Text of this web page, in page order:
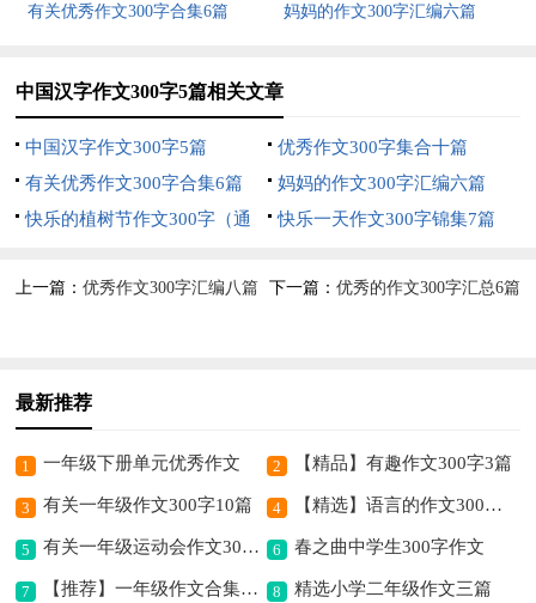
有关优秀作文300字合集6篇 妈妈的作文300字汇编六篇
中国汉字作文300字5篇相关文章
中国汉字作文300字5篇
优秀作文300字集合十篇
有关优秀作文300字合集6篇
妈妈的作文300字汇编六篇
快乐的植树节作文300字（通
快乐一天作文300字锦集7篇
上一篇：优秀作文300字汇编八篇 下一篇： 优秀的作文300字汇总6篇
最新推荐
1 一年级下册单元优秀作文 2 【精品】有趣作文300字3篇
3 有关一年级作文300字10篇 4 【精选】语言的作文300字4篇
5 有关一年级运动会作文300字汇总5篇 6 春之曲中学生300字作文
7 【推荐】一年级作文合集五篇 8 精选小学二年级作文三篇